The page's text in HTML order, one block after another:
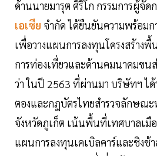
ด้านนายมารุต ศิริโก กรรมการผู้จัด
เอเซีย จำกัด ได้ยืนยันความพร้อม
เพื่อวางแผนการลงทุนโครงสร้างพื้
การท่องเที่ยวและด้านคมนาคมขนส่
ว่า ในปี 2563 ที่ผ่านมา บริษัทฯ ไ
ตองและกฎบัตรไทยสำรวจลักษณ
จังหวัดภูเก็ต เน้นพื้นที่เทศบาลเมือ
แผนการลงทุนเคเบิลคาร์และชิงช้